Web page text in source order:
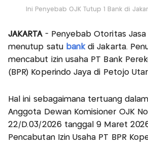
Ini Penyebab OJK Tutup 1 Bank di
JAKARTA - Penyebab Otoritas Jasa
menutup satu bankdi Jakarta.
mencabut izin usaha PT Bank
(BPR) Koperindo Jaya di Petojo
Hal ini sebagaimana tertuang
Anggota Dewan Komisioner OJK
22/D.03/2026 tanggal 9 Maret
Pencabutan Izin Usaha PT BPR